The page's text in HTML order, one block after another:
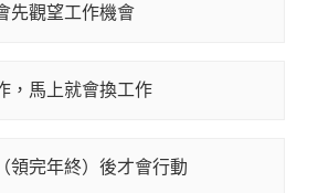
先觀望工作機會
，馬上就會換工作
領完年終）後才會行動